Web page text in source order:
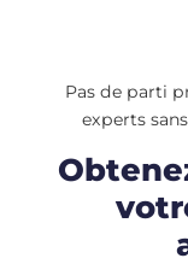
Pas de parti
experts